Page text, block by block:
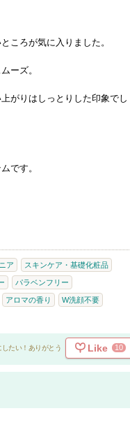
ころが気に入りました。
ーズ。
がりはしっとりした印象でし
です。
ア スキンケア・基礎化粧品
パラベンフリー
アロマの香り W洗顔不要
したい！ありがとう Like 10